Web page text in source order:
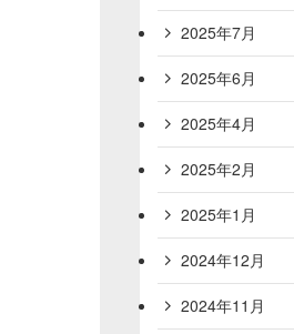
2025年7月
2025年6月
2025年4月
2025年2月
2025年1月
2024年12月
2024年11月